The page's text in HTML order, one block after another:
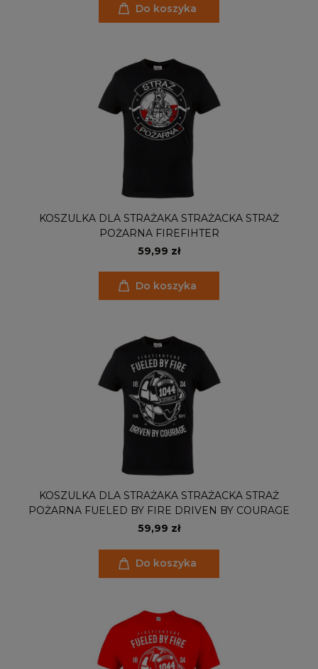
Do koszyka
KOSZULKA DLA STRAŻAKA STRAŻACKA STRAŻ
POŻARNA FIREFIHTER
59,99 zł
Do koszyka
KOSZULKA DLA STRAŻAKA STRAŻACKA STRAŻ
POŻARNA FUELED BY FIRE DRIVEN BY COURAGE
59,99 zł
Do koszyka